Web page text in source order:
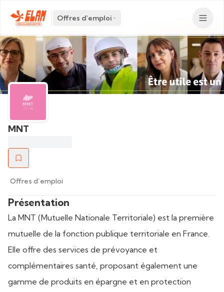
Offres d'emploi
MNT
Offres d’emploi
Présentation
La MNT (Mutuelle Nationale Territoriale) est la première
mutuelle de la fonction publique territoriale en France.
Elle offre des services de prévoyance et
complémentaires santé, proposant également une
gamme de produits en épargne et en protection